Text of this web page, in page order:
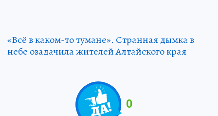
«Всё в каком-то тумане». Странная дымка в
небе озадачила жителей Алтайского края
0